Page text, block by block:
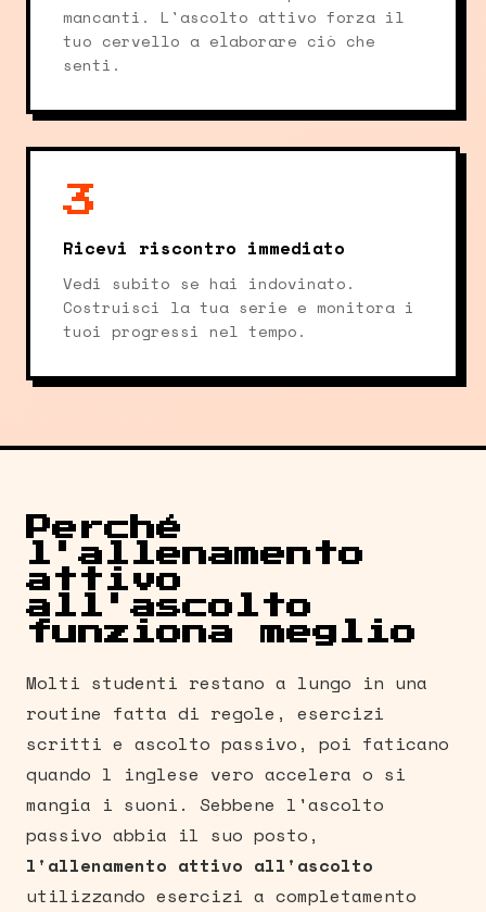
mancanti. L'ascolto attivo forza il
tuo cervello a elaborare ciò che
senti.
3
Ricevi riscontro immediato
Vedi subito se hai indovinato.
Costruisci la tua serie e monitora i
tuoi progressi nel tempo.
Perché
l'allenamento
attivo
all'ascolto
funziona meglio
Molti studenti restano a lungo in una
routine fatta di regole, esercizi
scritti e ascolto passivo, poi faticano
quando l inglese vero accelera o si
mangia i suoni. Sebbene l'ascolto
passivo abbia il suo posto,
l'allenamento attivo all'ascolto
utilizzando esercizi a completamento